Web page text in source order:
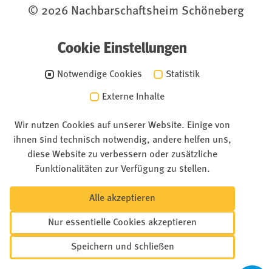
© 2026 Nachbarschaftsheim Schöneberg
Cookie Einstellungen
Notwendige Cookies Statistik
Externe Inhalte
Wir nutzen Cookies auf unserer Website. Einige von
ihnen sind technisch notwendig, andere helfen uns,
diese Website zu verbessern oder zusätzliche
Funktionalitäten zur Verfügung zu stellen.
Alle akzeptieren
Nur essentielle Cookies akzeptieren
Speichern und schließen